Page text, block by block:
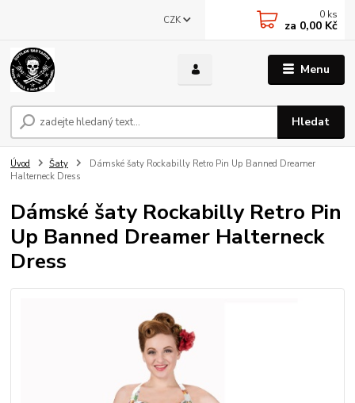
Menu
CZK
Hledat
0 ks
za 0,00 Kč
Úvod Šaty
Dámské šaty Rockabilly Retro Pin Up Banned Dreamer
Halterneck Dress
Dámské šaty Rockabilly Retro Pin
Up Banned Dreamer Halterneck
Dress